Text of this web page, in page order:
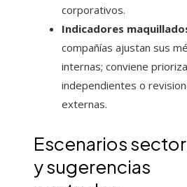
corporativos.
Indicadores
compañías ajustan sus
internas; conviene
independientes o
externas.
Escenarios
y sugerencias